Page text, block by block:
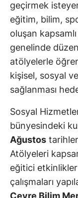
geçirmek
eğitim, bilim,
oluşan
genelinde
atölyelerle
kişisel, sosyal
sağlanması
Sosyal
bünyesindeki
Ağustos
Atölyeleri
eğitici etkinlikler
çalışmaları
Çevre Bilim